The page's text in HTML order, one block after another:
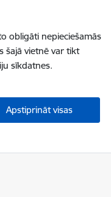
obligāti nepieciešamās
šajā vietnē var tikt
sīkdatnes.
Apstiprināt visas